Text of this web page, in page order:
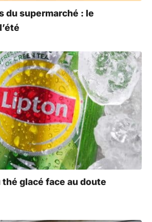
du supermarché : le
glacé face au doute